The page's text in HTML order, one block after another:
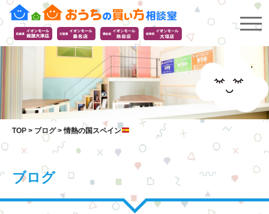
TOP > ブログ>情熱の国スペイン
ブログ